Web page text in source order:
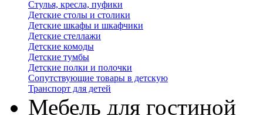
Стулья, кресла, пуфики
Детские столы и столики
Детские шкафы и шкафчики
Детские стеллажи
Детские комоды
Детские тумбы
Детские полки и полочки
Сопутствующие товары в детскую
Транспорт для детей
Мебель для гостиной